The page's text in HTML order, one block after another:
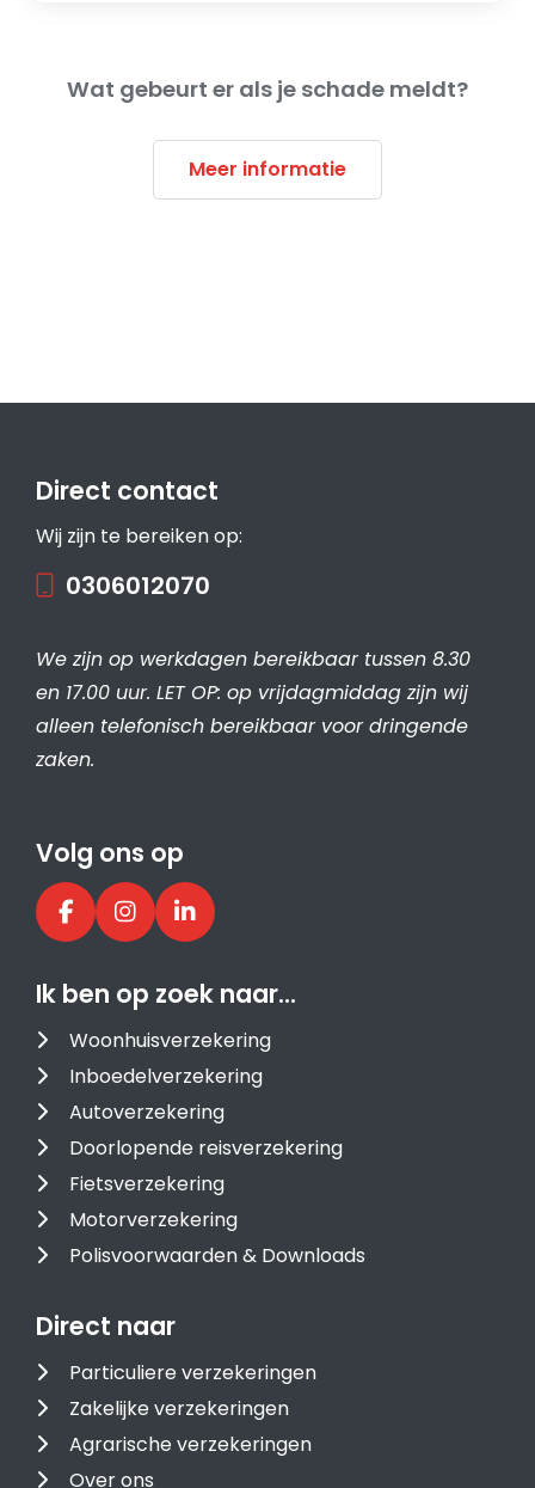
Wat gebeurt er als je schade meldt?
Meer informatie
Direct contact
Wij zijn te bereiken op:
0306012070
We zijn op werkdagen bereikbaar tussen 8.30
en 17.00 uur. LET OP: op vrijdagmiddag zijn wij
alleen telefonisch bereikbaar voor dringende
zaken.
Volg ons op
Ik ben op zoek naar…
Woonhuisverzekering
Inboedelverzekering
Autoverzekering
Doorlopende reisverzekering
Fietsverzekering
Motorverzekering
Polisvoorwaarden & Downloads
Direct naar
Particuliere verzekeringen
Zakelijke verzekeringen
Agrarische verzekeringen
Over ons